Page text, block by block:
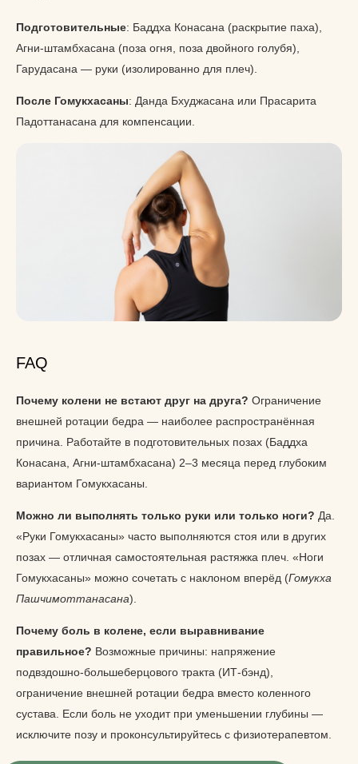
Подготовительные: Баддха Конасана (раскрытие паха),
Агни-штамбхасана (поза огня, поза двойного голубя),
Гарудасана — руки (изолированно для плеч).
После Гомукхасаны: Данда Бхуджасана или Прасарита
Падоттанасана для компенсации.
FAQ
Почему колени не встают друг на друга? Ограничение
внешней ротации бедра — наиболее распространённая
причина. Работайте в подготовительных позах (Баддха
Конасана, Агни-штамбхасана) 2–3 месяца перед глубоким
вариантом Гомукхасаны.
Можно ли выполнять только руки или только ноги? Да.
«Руки Гомукхасаны» часто выполняются стоя или в других
позах — отличная самостоятельная растяжка плеч. «Ноги
Гомукхасаны» можно сочетать с наклоном вперёд (Гомукха
Пашчимоттанасана).
Почему боль в колене, если выравнивание
правильное? Возможные причины: напряжение
подвздошно-большеберцового тракта (ИТ-бэнд),
ограничение внешней ротации бедра вместо коленного
сустава. Если боль не уходит при уменьшении глубины —
исключите позу и проконсультируйтесь с физиотерапевтом.